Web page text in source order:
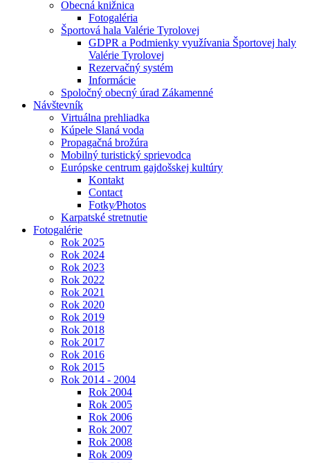
Obecná knižnica
Fotogaléria
Športová hala Valérie Tyrolovej
GDPR a Podmienky využívania Športovej haly
Valérie Tyrolovej
Rezervačný systém
Informácie
Spoločný obecný úrad Zákamenné
Návštevník
Virtuálna prehliadka
Kúpele Slaná voda
Propagačná brožúra
Mobilný turistický sprievodca
Európske centrum gajdošskej kultúry
Kontakt
Contact
Fotky⁄Photos
Karpatské stretnutie
Fotogalérie
Rok 2025
Rok 2024
Rok 2023
Rok 2022
Rok 2021
Rok 2020
Rok 2019
Rok 2018
Rok 2017
Rok 2016
Rok 2015
Rok 2014 - 2004
Rok 2004
Rok 2005
Rok 2006
Rok 2007
Rok 2008
Rok 2009